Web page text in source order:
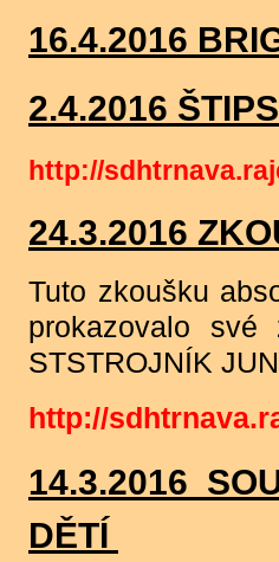
16.4.2016
2.4.2016
http://
24.3.2016
Tuto zkoušku
prokazovalo své
STSTROJNÍK
http://
14.3.2016
DĚTÍ